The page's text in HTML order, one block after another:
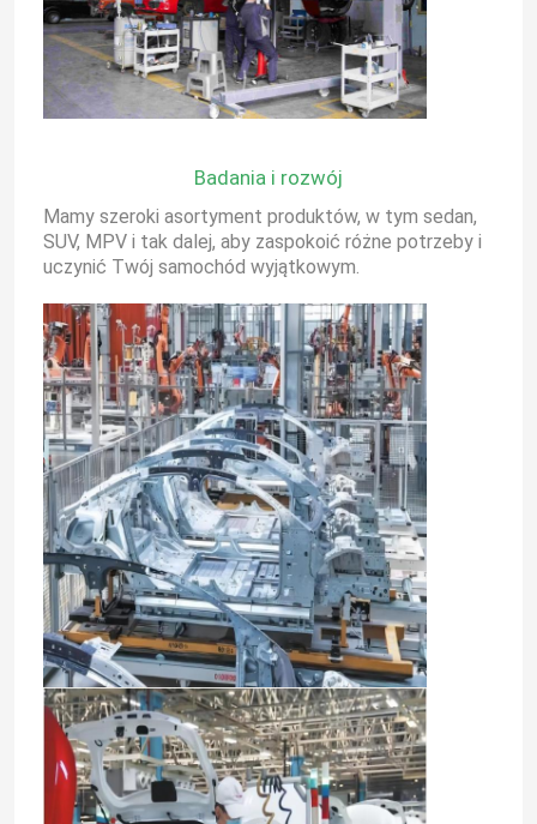
Produkty
O nas
Wycieczka po fabryce
Kontrola jakości
Skontaktuj się z nami
Aktualności
Poprosić o wycenę
Elektryczne pojazdy
Samochód benzynowy
Elektryczny pojazd Tesla
Avatr Elektryczny samochód
Badania i rozwój
Mamy szeroki asortyment produktów, w tym sedan,
SUV, MPV i tak dalej, aby zaspokoić różne potrzeby i
uczynić Twój samochód wyjątkowym.